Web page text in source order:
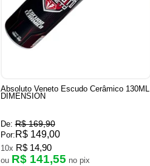
Absoluto Veneto Escudo Cerâmico 130ML
DIMENSION
De: R$ 169,90
Por: R$ 149,00
10x R$ 14,90
ou R$ 141,55 no pix